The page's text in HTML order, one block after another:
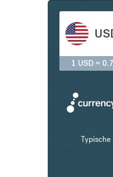
1 USD =
Typische